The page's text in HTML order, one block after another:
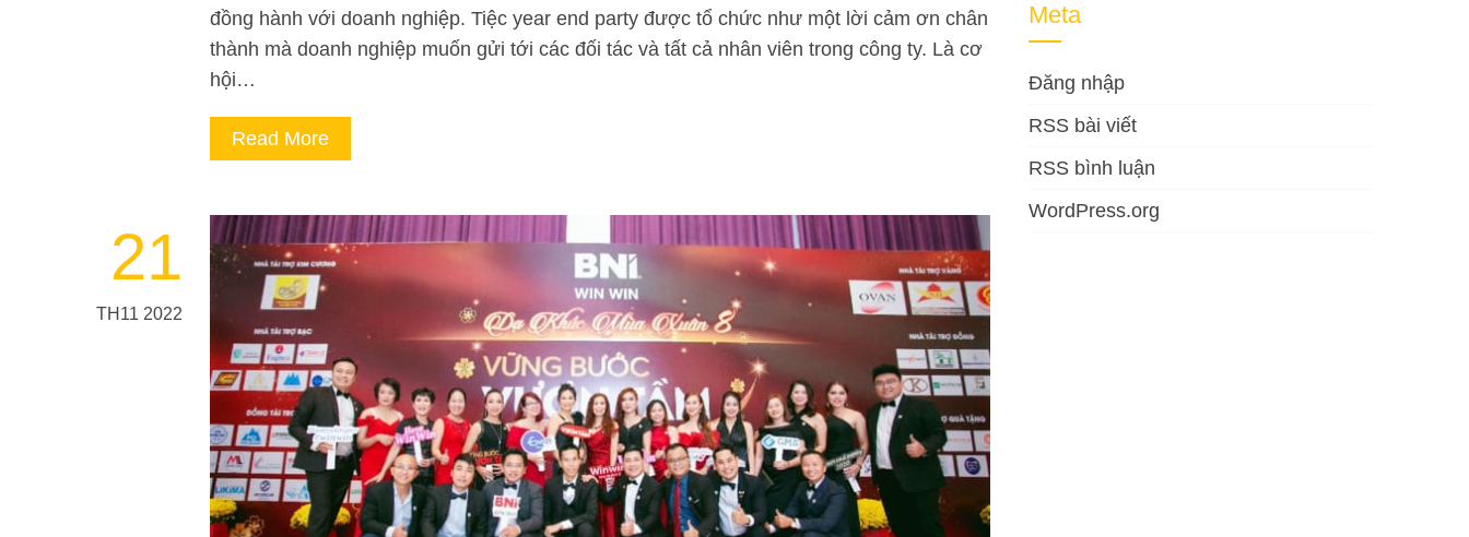
đồng hành với doanh nghiệp. Tiệc year end party được tổ chức như một lời cảm ơn chân
thành mà doanh nghiệp muốn gửi tới các đối tác và tất cả nhân viên trong công ty. Là cơ
hội…
Read More
21
TH11 2022
Meta
Đăng nhập
RSS bài viết
RSS bình luận
WordPress.org